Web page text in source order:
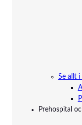
Se allt
Prehospital